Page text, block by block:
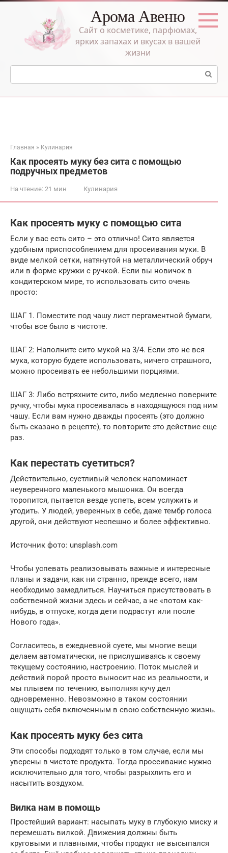
Перейти
Арома Авеню
Сайт о косметике, парфюмах,
ярких запахах и вкусах в вашей
жизни
Поиск:
Главная » Кулинария
Как просеять муку без сита с помощью
подручных предметов
На чтение: 21 мин Кулинария
Как просеять муку с помощью сита
Если у вас есть сито – это отлично! Сито является
удобным приспособлением для просеивания муки. В
виде мелкой сетки, натянутой на металлический обруч
или в форме кружки с ручкой. Если вы новичок в
кондитерском мире, то использовать сито очень
просто:
ШАГ 1. Поместите под чашу лист пергаментной бумаги,
чтобы все было в чистоте.
ШАГ 2: Наполните сито мукой на 3/4. Если это не вся
мука, которую будете использовать, ничего страшного,
можно просеивать ее небольшими порциями.
ШАГ 3: Либо встряхните сито, либо медленно поверните
ручку, чтобы мука просеивалась в находящуюся под ним
чашу. Если вам нужно дважды просеять (это должно
быть сказано в рецепте), то повторите это действие еще
раз.
Как перестать суетиться?
Действительно, суетливый человек напоминает
неуверенного маленького мышонка. Он всегда
торопится, пытается везде успеть, всем услужить и
угодить. У людей, уверенных в себе, даже тембр голоса
другой, они действуют неспешно и более эффективно.
Источник фото: unsplash.com
Чтобы успевать реализовывать важные и интересные
планы и задачи, как ни странно, прежде всего, нам
необходимо замедлиться. Научиться присутствовать в
собственной жизни здесь и сейчас, а не «потом как-
нибудь, в отпуске, когда дети подрастут или после
Нового года».
Согласитесь, в ежедневной суете, мы многие вещи
делаем автоматически, не прислушиваясь к своему
текущему состоянию, настроению. Поток мыслей и
действий порой просто выносит нас из реальности, и
мы плывем по течению, выполняя кучу дел
одновременно. Невозможно в таком состоянии
ощущать себя включенным в свою собственную жизнь.
Как просеять муку без сита
Эти способы подходят только в том случае, если мы
уверены в чистоте продукта. Тогда просеивание нужно
исключительно для того, чтобы разрыхлить его и
насытить воздухом.
Вилка нам в помощь
Простейший вариант: насыпать муку в глубокую миску и
перемешать вилкой. Движения должны быть
круговыми и плавными, чтобы продукт не высыпался